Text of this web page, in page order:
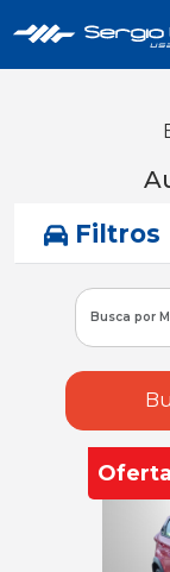
Filtros